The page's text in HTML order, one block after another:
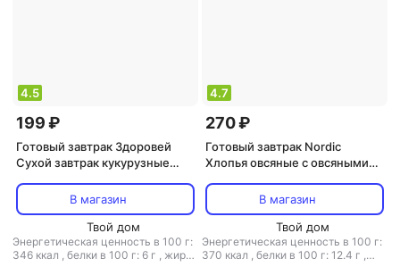
4.5
199 ₽
Готовый завтрак Здоровей
Сухой завтрак кукурузные
В магазин
Твой дом
Энергетическая ценность в 100 г:
346 ккал , белки в 100 г: 6 г , жиры
4.7
270 ₽
Готовый завтрак Nordic
Хлопья овсяные с овсяными
В магазин
Твой дом
Энергетическая ценность в 100 г:
370 ккал , белки в 100 г: 12.4 г ,